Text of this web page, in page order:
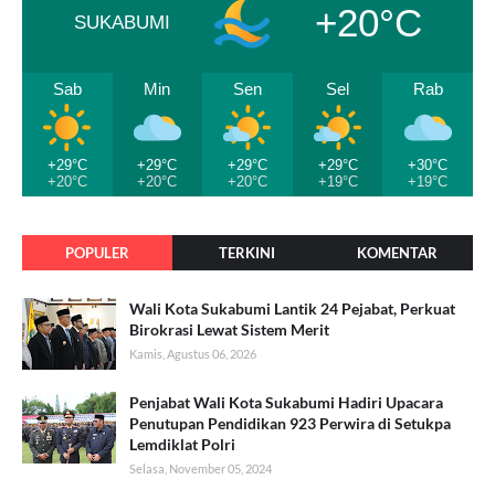
SUKABUMI +20°C
Sab
+29°C
+20°C
Min
+29°C
+20°C
Sen
+29°C
+20°C
Sel
+29°C
+19°C
Rab
+30°C
+19°C
POPULER TERKINI KOMENTAR
Wali Kota Sukabumi Lantik 24 Pejabat, Perkuat
Birokrasi Lewat Sistem Merit
Kamis, Agustus 06, 2026
Penjabat Wali Kota Sukabumi Hadiri Upacara
Penutupan Pendidikan 923 Perwira di Setukpa
Lemdiklat Polri
Selasa, November 05, 2024